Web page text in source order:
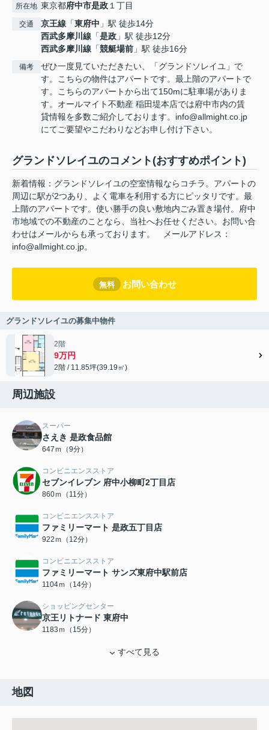
所在地 東京都府中市是政１丁目
交通 京王線 「東府中 」駅 徒歩14分
西武多摩川線 「是政 」駅 徒歩12分
西武多摩川線 「競艇場前 」駅 徒歩16分
備考
ぜひ一度見ていただきたい、「グランドソレイユ」で
す。こちらの物件はアパートです。最上階のアパートで
す。こちらのアパートから出て150mに駐車場がありま
す。オールマイト不動産 稲田堤本店では府中市内の賃
貸情報を多数ご紹介しております。info@allmight.co.jp
にてご要望やこだわりなどお申し付け下さい。
グランドソレイユのコメント(おすすめポイント)
新着情報：グランドソレイユの空室情報ならコチラ。アパートの
周辺に駅が2つあり、よく電車を利用する方にピッタリです。最
上階のアパートです。使い勝手の良い敷地内ごみ置き場付。府中
市地域での不動産のことなら、当社へお任せください。お問い合
わせはメールからも承っております。 メールアドレス：
info@allmight.co.jp。
無料 お問い合わせ
グランドソレイユの募集中物件
2階
9万円
2階 / 11.85坪(39.19㎡)
周辺施設
スーパー
さえき 是政食品館
647ｍ（9分）
コンビニエンスストア
セブンイレブン 府中小柳町2丁目店
860ｍ（11分）
コンビニエンスストア
ファミリーマート 是政五丁目店
922ｍ（12分）
コンビニエンスストア
ファミリーマート サンズ東府中駅前店
1104ｍ（14分）
ショッピングセンター
京王リトナード 東府中
1183ｍ（15分）
すべて見る
地図